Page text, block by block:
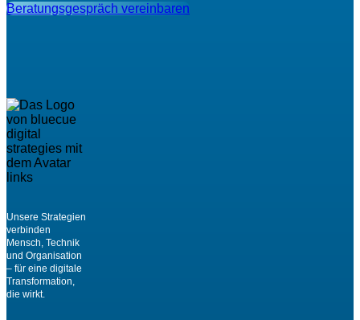
Beratungsgespräch vereinbaren
Unsere Strategien
verbinden
Mensch, Technik
und Organisation
– für eine digitale
Transformation,
die wirkt.